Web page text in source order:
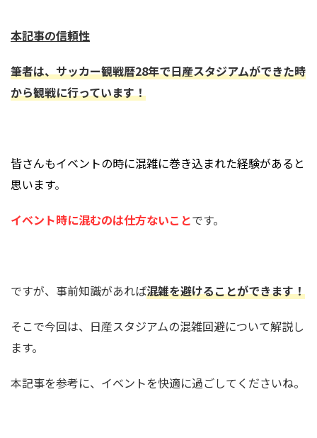
本記事の信頼性
筆者は、サッカー観戦暦28年で日産スタジアムができた時
から観戦に行っています！
皆さんもイベントの時に混雑に巻き込まれた経験があると
思います。
イベント時に混むのは仕方ないことです。
ですが、事前知識があれば混雑を避けることができます！
そこで今回は、日産スタジアムの混雑回避について解説し
ます。
本記事を参考に、イベントを快適に過ごしてくださいね。